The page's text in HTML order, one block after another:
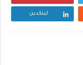
لينكدين